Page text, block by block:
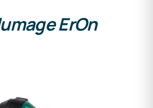
ErOn